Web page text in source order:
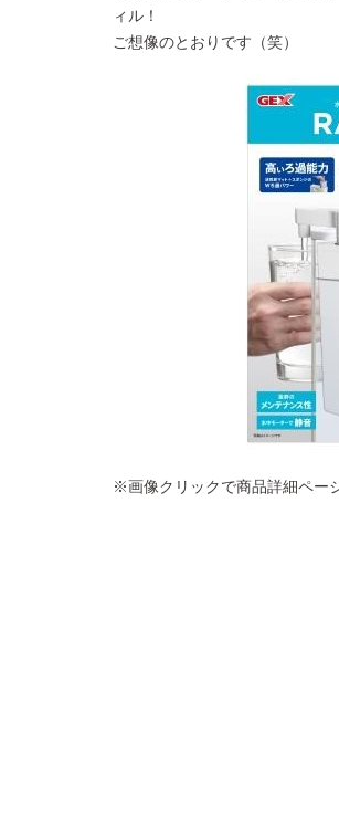
ィル！
ご想像のとおりです（笑）
※画像クリックで商品詳細ペー